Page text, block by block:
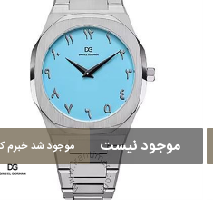
موجود نیست موجود شد خبرم